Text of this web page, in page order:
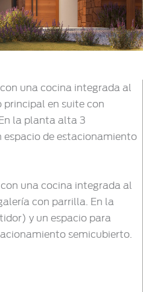
una cocina integrada al
en suite con
la planta alta 3
espacio de estacionamiento
una cocina integrada al
con parrilla. En la
y un espacio para
semicubierto.